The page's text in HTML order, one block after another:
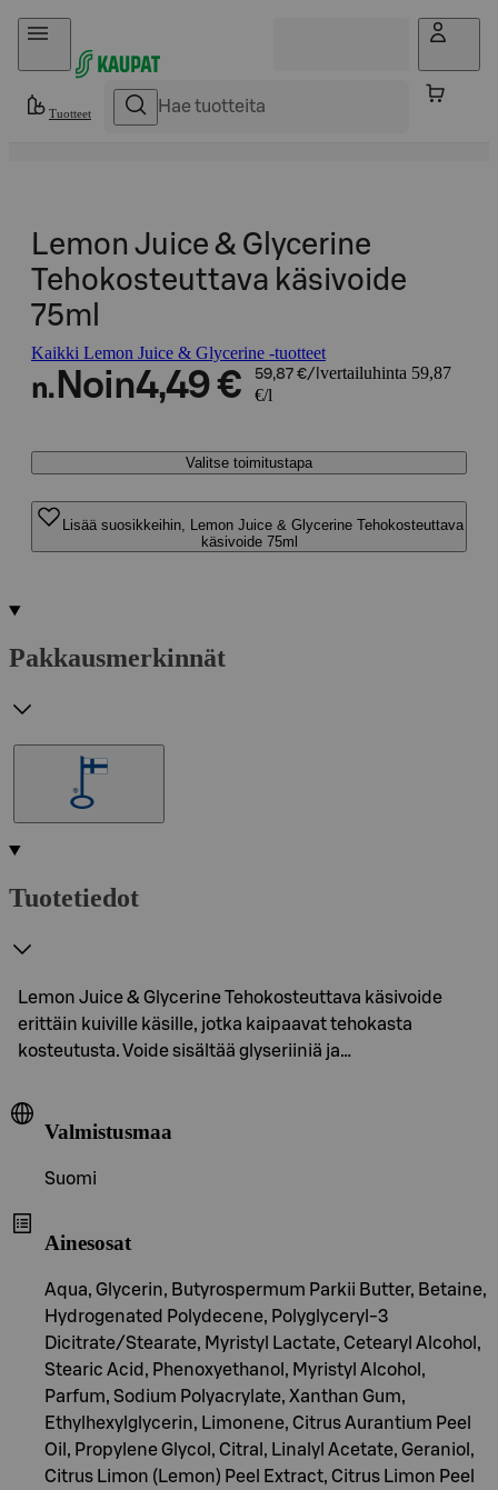
Hyppää sisältöön
Tuotteet
Lemon Juice & Glycerine
Tehokosteuttava käsivoide
75ml
Kaikki Lemon Juice & Glycerine -tuotteet
n. Noin4,49 € 59,87 €/l vertailuhinta 59,87
€/l
Valitse toimitustapa
Lisää suosikkeihin, Lemon Juice & Glycerine Tehokosteuttava
käsivoide 75ml
Pakkausmerkinnät
Tuotetiedot
Lemon Juice & Glycerine Tehokosteuttava käsivoide
erittäin kuiville käsille, jotka kaipaavat tehokasta
kosteutusta. Voide sisältää glyseriiniä ja…
Valmistusmaa
Suomi
Ainesosat
Aqua, Glycerin, Butyrospermum Parkii Butter, Betaine,
Hydrogenated Polydecene, Polyglyceryl-3
Dicitrate/Stearate, Myristyl Lactate, Cetearyl Alcohol,
Stearic Acid, Phenoxyethanol, Myristyl Alcohol,
Parfum, Sodium Polyacrylate, Xanthan Gum,
Ethylhexylglycerin, Limonene, Citrus Aurantium Peel
Oil, Propylene Glycol, Citral, Linalyl Acetate, Geraniol,
Citrus Limon (Lemon) Peel Extract, Citrus Limon Peel